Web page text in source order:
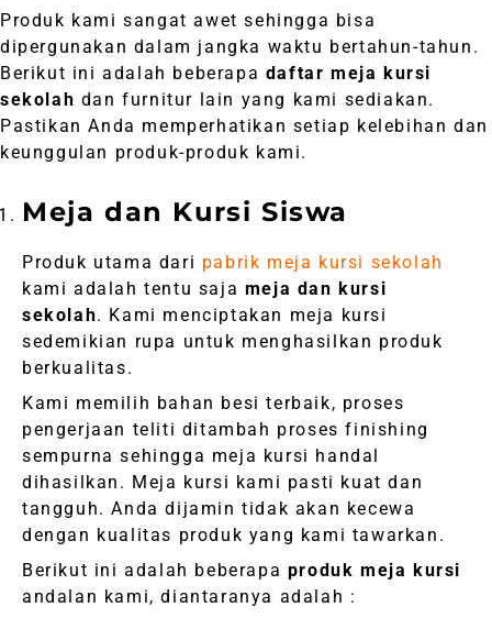
Produk kami sangat awet sehingga bisa
dipergunakan dalam jangka waktu bertahun-tahun.
Berikut ini adalah beberapa daftar meja kursi
sekolah dan furnitur lain yang kami sediakan.
Pastikan Anda memperhatikan setiap kelebihan dan
keunggulan produk-produk kami.
Meja dan Kursi Siswa
Produk utama dari pabrik meja kursi sekolah
kami adalah tentu saja meja dan kursi
sekolah. Kami menciptakan meja kursi
sedemikian rupa untuk menghasilkan produk
berkualitas.
Kami memilih bahan besi terbaik, proses
pengerjaan teliti ditambah proses finishing
sempurna sehingga meja kursi handal
dihasilkan. Meja kursi kami pasti kuat dan
tangguh. Anda dijamin tidak akan kecewa
dengan kualitas produk yang kami tawarkan.
Berikut ini adalah beberapa produk meja kursi
andalan kami, diantaranya adalah :